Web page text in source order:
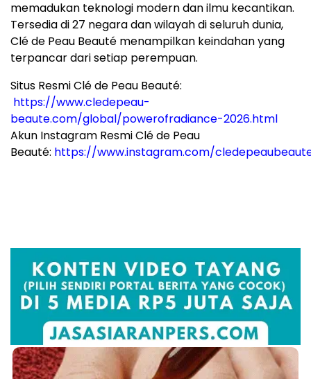
memadukan teknologi modern dan ilmu kecantikan.
Tersedia di 27 negara dan wilayah di seluruh dunia,
Clé de Peau Beauté menampilkan keindahan yang
terpancar dari setiap perempuan.
Situs Resmi Clé de Peau Beauté:
https://www.cledepeau-
beaute.com/global/powerofradiance-2026.html
Akun Instagram Resmi Clé de Peau
Beauté: https://www.instagram.com/